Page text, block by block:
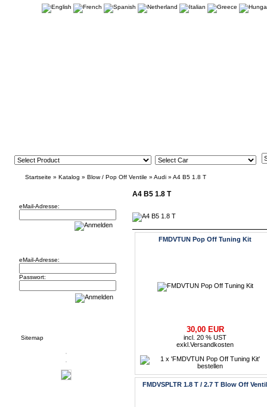
Startseite » Katalog » Blow / Pop Off Ventile » Audi » A4 B5 1.8 T
eMail-Adresse:
eMail-Adresse:
Passwort:
Sitemap
A4 B5 1.8 T
FMDVTUN Pop Off Tuning Kit
30,00 EUR
incl. 20 % UST
exkl. Versandkosten
FMDVSPLTR 1.8 T / 2.7 T Blow Off Ventil